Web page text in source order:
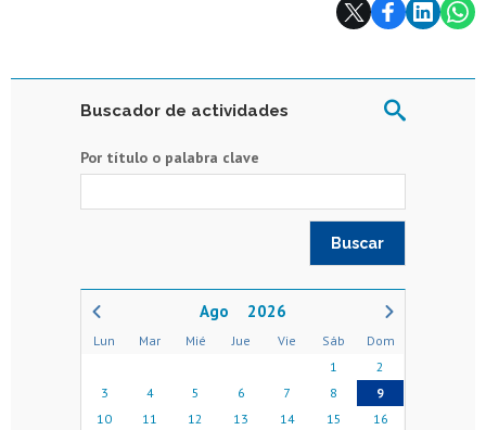
Buscador de actividades
Por título o palabra clave
2026
Lun Mar Mié Jue Vie Sáb
Dom
1
2
3
4 5 6 7 8
9
10
11 12 13 14 15
16